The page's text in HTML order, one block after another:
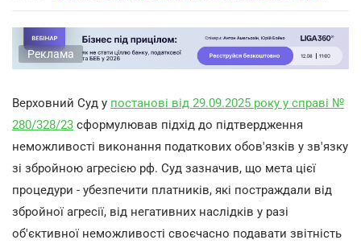
Реклама
Верховний Суд у постанові від 29.09.2025 року у справі №
280/328/23 сформулював підхід до підтвердження
неможливості виконання податкових обов'язків у зв'язку
зі збройною агресією рф. Суд зазначив, що мета цієї
процедури - убезпечити платників, які постраждали від
збройної агресії, від негативних наслідків у разі
об'єктивної неможливості своєчасно подавати звітність